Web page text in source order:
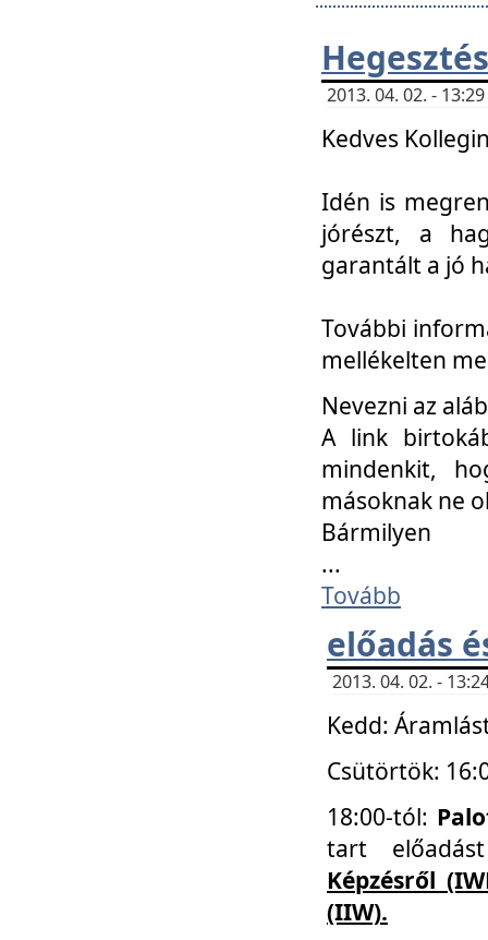
2013. 04. 02. -
Kedves
Idén is
jórészt, a
garantált a jó
További
mellékelten
Nevezni az
A link
mindenkit,
másoknak ne
Bármilyen
...
Tovább
előadás
2013. 04. 02. -
Kedd:
Csütörtök:
18:00-tól:
tart
Képzésről
(IIW).